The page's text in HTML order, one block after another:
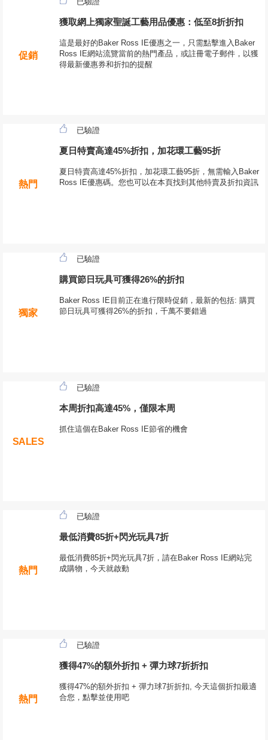
促銷
獲取網上獨家聖誕工藝用品優惠：低至8折折扣
這是最好的Baker Ross IE優惠之一，只需點擊進入Baker
Ross IE網站流覽當前的熱門產品，或註冊電子郵件，以獲
得最新優惠券和折扣的提醒
熱門
已驗證
夏日特賣高達45%折扣，加花環工藝95折
夏日特賣高達45%折扣，加花環工藝95折，無需輸入Baker
Ross IE優惠碼。您也可以在本頁找到其他特賣及折扣資訊
獨家
已驗證
購買節日玩具可獲得26%的折扣
Baker Ross IE目前正在進行限時促銷，最新的包括: 購買
節日玩具可獲得26%的折扣，千萬不要錯過
SALES
已驗證
本周折扣高達45%，僅限本周
抓住這個在Baker Ross IE節省的機會
熱門
已驗證
最低消費85折+閃光玩具7折
最低消費85折+閃光玩具7折，請在Baker Ross IE網站完
成購物，今天就啟動
熱門
已驗證
獲得47%的額外折扣 + 彈力球7折折扣
獲得47%的額外折扣 + 彈力球7折折扣, 今天這個折扣最適
合您，點擊並使用吧